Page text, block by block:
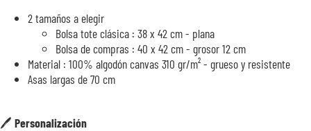
2 tamaños a elegir
Bolsa tote clásica : 38 x 42 cm - plana
Bolsa de compras : 40 x 42 cm - grosor 12 cm
Material : 100% algodón canvas 310 gr/m² - grueso y resistente
Asas largas de 70 cm
🖊️ Personalización